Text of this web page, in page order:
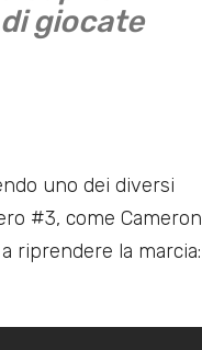
giocate
uno dei diversi
#3, come Cameron
riprendere la marcia: